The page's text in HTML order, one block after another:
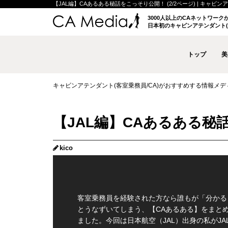
【JAL編】CAあるある秘話をこっそり公開！ (2/2ページ) | キャビ
3000人以上のCAネットワーク
日本初のキャビンアテンダン
トップ
キャビンアテンダント(客室乗務員/CA)がおすすめする情報メ
【JAL編】CAあるある秘
kico
客室乗務員を経験された方なら誰もが「分かる
とうなずいてしまう、【CAあるある】をまと
ました。今回は日本航空（JAL）出身の私が